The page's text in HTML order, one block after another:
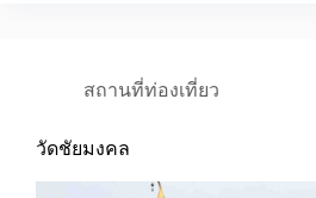
สถานที่ท่องเที่ยว
วัดชัยมงคล